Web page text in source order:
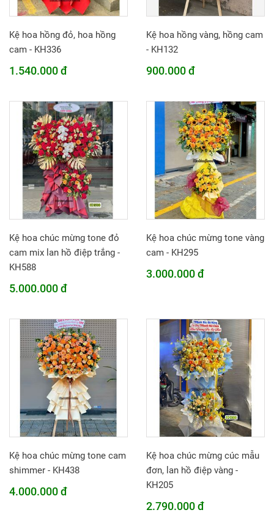
Kệ hoa hồng đỏ, hoa hồng
cam - KH336
1.540.000 đ
Kệ hoa hồng vàng, hồng cam
- KH132
900.000 đ
Kệ hoa chúc mừng tone đỏ
cam mix lan hồ điệp trắng -
KH588
5.000.000 đ
Kệ hoa chúc mừng tone vàng
cam - KH295
3.000.000 đ
Kệ hoa chúc mừng tone cam
shimmer - KH438
4.000.000 đ
Kệ hoa chúc mừng cúc mẫu
đơn, lan hồ điệp vàng -
KH205
2.790.000 đ